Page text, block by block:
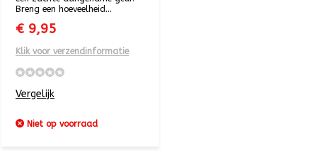
Breng een hoeveelheid...
€ 9,95
Klik voor verzendinformatie
Vergelijk
Niet op voorraad